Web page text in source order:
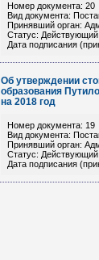
Номер документа: 20
Вид документа:
Принявший орган:
Статус: Действующий
Дата подписания
Об утверждении
образования
на 2018 год
Номер документа: 19
Вид документа:
Принявший орган:
Статус: Действующий
Дата подписания